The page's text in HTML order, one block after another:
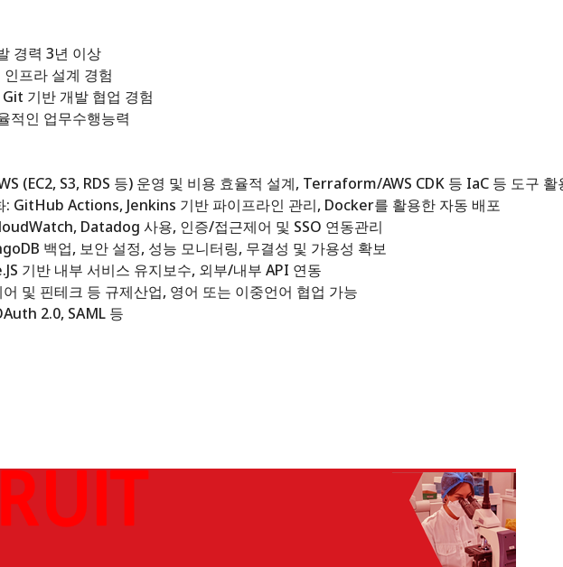
경력 3년 이상
프라 설계 경험
기반 개발 협업 경험
적인 업무수행능력
(EC2, S3, RDS 등) 운영 및 비용 효율적 설계, Terraform/AWS CDK 등 IaC 등 도구 활
: GitHub Actions, Jenkins 기반 파이프라인 관리, Docker를 활용한 자동 배포
Datadog 사용, 인증/접근제어 및 SSO 연동관리
백업, 보안 설정, 성능 모니터링, 무결성 및 가용성 확보
기반 내부 서비스 유지보수, 외부/내부 API 연동
및 핀테크 등 규제산업, 영어 또는 이중언어 협업 가능
2.0, SAML 등